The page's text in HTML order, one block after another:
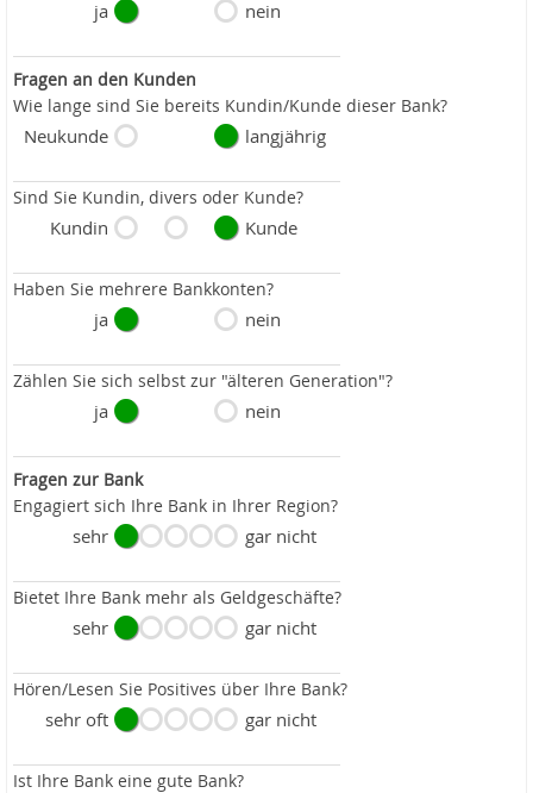
ja nein
Fragen an den Kunden
Wie lange sind Sie bereits Kundin/Kunde dieser Bank?
Neukunde langjährig
Sind Sie Kundin, divers oder Kunde?
Kundin Kunde
Haben Sie mehrere Bankkonten?
ja nein
Zählen Sie sich selbst zur "älteren Generation"?
ja nein
Fragen zur Bank
Engagiert sich Ihre Bank in Ihrer Region?
sehr gar nicht
Bietet Ihre Bank mehr als Geldgeschäfte?
sehr gar nicht
Hören/Lesen Sie Positives über Ihre Bank?
sehr oft gar nicht
Ist Ihre Bank eine gute Bank?